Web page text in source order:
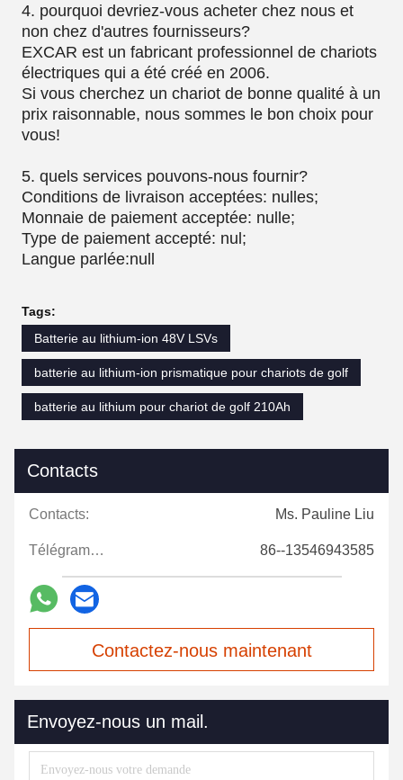
4. pourquoi devriez-vous acheter chez nous et
non chez d'autres fournisseurs?
EXCAR est un fabricant professionnel de chariots
électriques qui a été créé en 2006.
Si vous cherchez un chariot de bonne qualité à un
prix raisonnable, nous sommes le bon choix pour
vous!
5. quels services pouvons-nous fournir?
Conditions de livraison acceptées: nulles;
Monnaie de paiement acceptée: nulle;
Type de paiement accepté: nul;
Langue parlée:null
Tags:
Batterie au lithium-ion 48V LSVs
batterie au lithium-ion prismatique pour chariots de golf
batterie au lithium pour chariot de golf 210Ah
Contacts
Contacts: Ms. Pauline Liu
Télégramme: 86--13546943585
Contactez-nous maintenant
Envoyez-nous un mail.